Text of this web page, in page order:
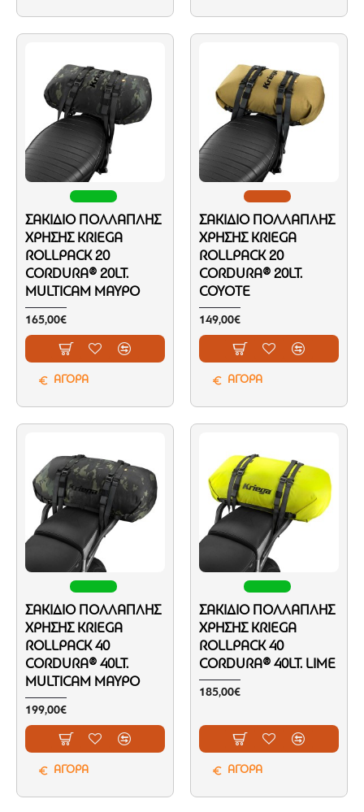
ΣΑΚΊΔΙΟ ΠΟΛΛΑΠΛΉΣ
ΧΡΉΣΗΣ KRIEGA
ROLLPACK 20
CORDURA® 20LT.
MULTICAM ΜΑΎΡΟ
165,00€
ΑΓΟΡΑ
ΣΑΚΊΔΙΟ ΠΟΛΛΑΠΛΉΣ
ΧΡΉΣΗΣ KRIEGA
ROLLPACK 20
CORDURA® 20LT.
COYOTE
149,00€
ΑΓΟΡΑ
ΣΑΚΊΔΙΟ ΠΟΛΛΑΠΛΉΣ
ΧΡΉΣΗΣ KRIEGA
ROLLPACK 40
CORDURA® 40LT.
MULTICAM ΜΑΎΡΟ
199,00€
ΑΓΟΡΑ
ΣΑΚΊΔΙΟ ΠΟΛΛΑΠΛΉΣ
ΧΡΉΣΗΣ KRIEGA
ROLLPACK 40
CORDURA® 40LT. LIME
185,00€
ΑΓΟΡΑ